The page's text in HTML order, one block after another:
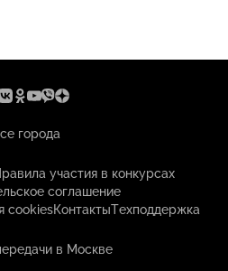
города
участия в конкурсах
соглашение
cookiesКонтактыТехподдержка
в Москве